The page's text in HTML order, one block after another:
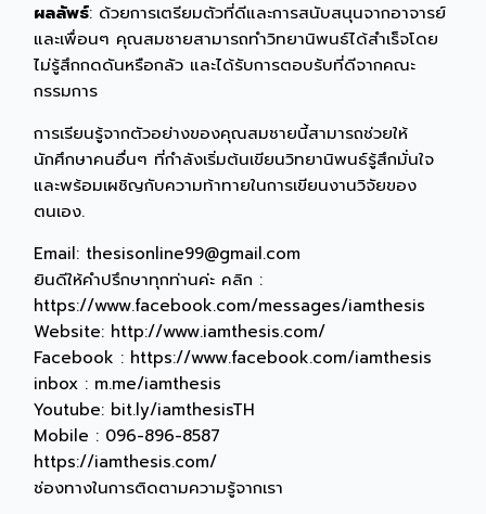
ผลลัพธ์: ด้วยการเตรียมตัวที่ดีและการสนับสนุนจากอาจารย์
และเพื่อนๆ คุณสมชายสามารถทำวิทยานิพนธ์ได้สำเร็จโดย
ไม่รู้สึกกดดันหรือกลัว และได้รับการตอบรับที่ดีจากคณะ
กรรมการ
การเรียนรู้จากตัวอย่างของคุณสมชายนี้สามารถช่วยให้
นักศึกษาคนอื่นๆ ที่กำลังเริ่มต้นเขียนวิทยานิพนธ์รู้สึกมั่นใจ
และพร้อมเผชิญกับความท้าทายในการเขียนงานวิจัยของ
ตนเอง.
Email: thesisonline99@gmail.com
ยินดีให้คำปรึกษาทุกท่านค่ะ คลิก :
https://www.facebook.com/messages/iamthesis
Website: http://www.iamthesis.com/
Facebook : https://www.facebook.com/iamthesis
inbox : m.me/iamthesis
Youtube: bit.ly/iamthesisTH
Mobile : 096-896-8587
https://iamthesis.com/
ช่องทางในการติดตามความรู้จากเรา